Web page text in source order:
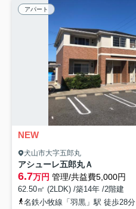
アパート
NEW
犬山市大字五郎丸
アシューレ五郎丸Ａ
6.7万円 管理/共益費5,000円
62.50㎡ (2LDK) /築14年 /2階建
名鉄小牧線「羽黒」駅 徒歩28分